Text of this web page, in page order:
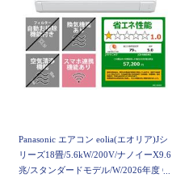
Panasonic エアコン eolia(エオリア)Jシ
リーズ18畳/5.6kW/200V/ナノイーX9.6
兆/スタンダードモデル/W/2026年度 C